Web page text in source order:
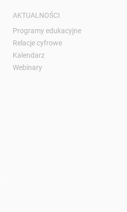
AKTUALNOŚCI
Programy edukacyjne
Relacje cyfrowe
Kalendarz
Webinary